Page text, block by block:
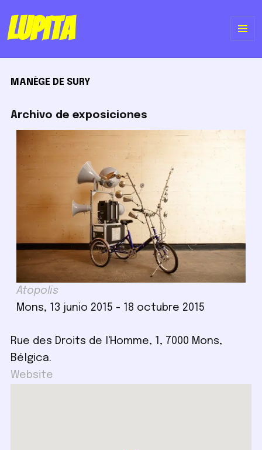
Lupita
MANÈGE DE SURY
Archivo de exposiciones
Atopolis
Mons, 13 junio 2015 - 18 octubre 2015
Rue des Droits de l'Homme, 1, 7000 Mons,
Bélgica.
Website